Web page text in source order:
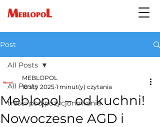
Post
All Posts
treści pod pozycjonowania
All Posts
Meblopol – od kuchni!
Nowoczesne AGD i
MEBLOPOL
18 sty 2025 1 minut(y) czytania